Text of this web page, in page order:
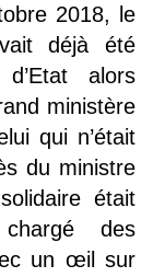
2018, le
déjà été
alors
ministère
qui n’était
du ministre
était
des
un œil sur